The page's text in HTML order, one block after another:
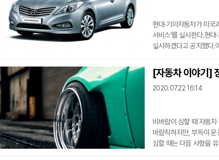
현대·기아자동차가 미
서비스'를 실시한다.현대
실시하겠다고 공지했다.
세타Ⅱ 엔진은 기계 불량
발생할 가능성이 있는
쏘나타(YF/LF) △2011
[자동차 이야기]
2020.07.22 16:14
비바람이 심할 때 자동
바람직하지만, 부득이
심할 때는 다음 사항을 유의하여 운행해야